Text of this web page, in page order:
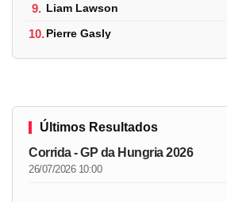
9. Liam Lawson
10.Pierre Gasly
Últimos Resultados
Corrida - GP da Hungria 2026
26/07/2026 10:00